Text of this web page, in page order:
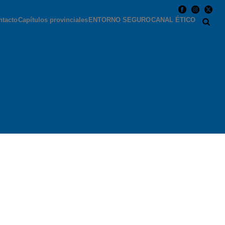
Capítulos provinciales ENTORNO SEGUROCANAL ÉTICO